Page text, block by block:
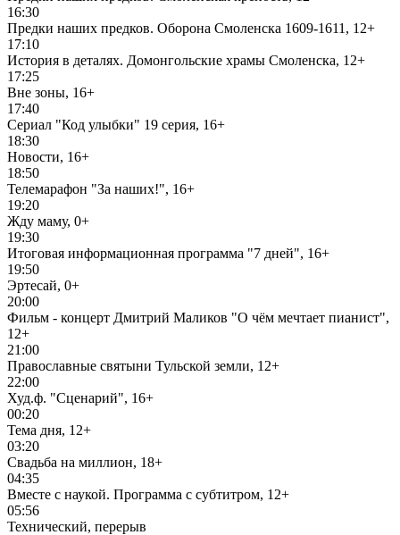
16:30
Предки наших предков. Оборона Смоленска 1609-1611, 12+
17:10
История в деталях. Домонгольские храмы Смоленска, 12+
17:25
Вне зоны, 16+
17:40
Сериал "Код улыбки" 19 серия, 16+
18:30
Новости, 16+
18:50
Телемарафон "За наших!", 16+
19:20
Жду маму, 0+
19:30
Итоговая информационная программа "7 дней", 16+
19:50
Эртесай, 0+
20:00
Фильм - концерт Дмитрий Маликов "О чём мечтает пианист",
12+
21:00
Православные святыни Тульской земли, 12+
22:00
Худ.ф. "Сценарий", 16+
00:20
Тема дня, 12+
03:20
Свадьба на миллион, 18+
04:35
Вместе с наукой. Программа с субтитром, 12+
05:56
Технический, перерыв